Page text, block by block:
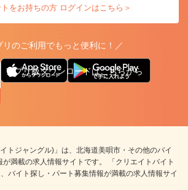
をお持ちの方 ログインはこちら＞
リのご利用でもっと便利に！／
アプリ版ダウンロードはこちらから
トジャングル)」は、北海道美唄市・その他のバイ
が満載の求人情報サイトです。 「クリエイトバイト
バイト探し・パート募集情報が満載の求人情報サイ